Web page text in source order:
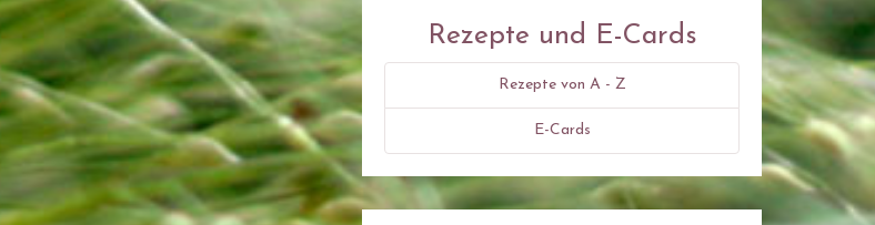
Rezepte und E-Cards
Rezepte von A - Z
E-Cards